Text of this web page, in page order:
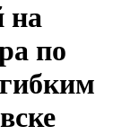
на
по